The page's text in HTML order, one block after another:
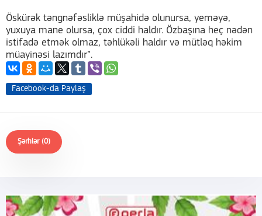
Öskürək təngnəfəsliklə müşahidə olunursa, yeməyə,
yuxuya mane olursa, çox ciddi haldır. Özbaşına heç nədən
istifadə etmək olmaz, təhlükəli haldır və mütləq həkim
müayinəsi lazımdır”.
Facebook-da Paylaş
Şərhlər (0)